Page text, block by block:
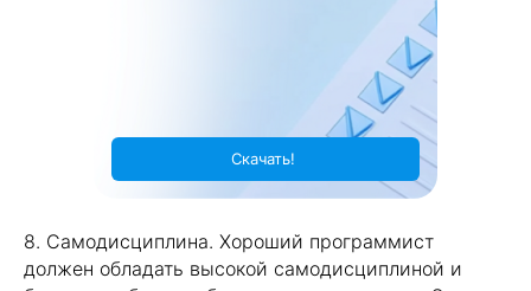
Скачать!
8. Самодисциплина. Хороший программист
должен обладать высокой самодисциплиной и